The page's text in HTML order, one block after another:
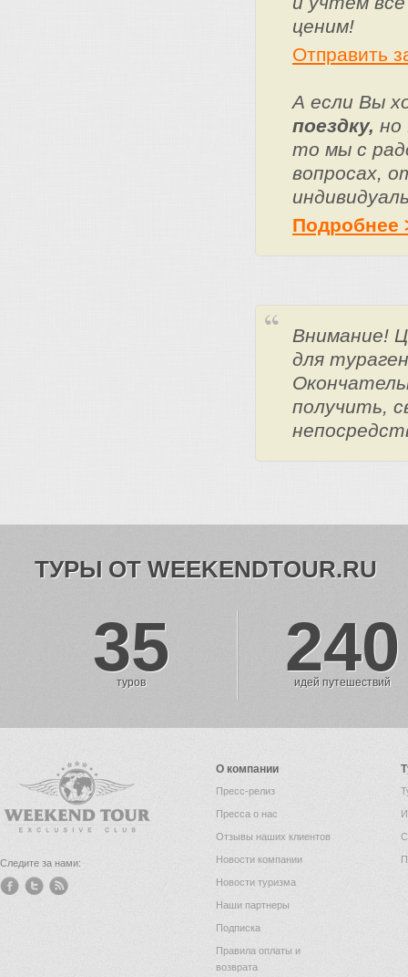
ценим!
Отправить
А если Вы
поездку, но
то мы с
вопросах,
Подробнее
Внимание!
для
получить,
ТУРЫ ОТ WEEKENDTOUR.RU
35
туров 240
идей путешествий
Следите за нами:
О компании
Пресс-релиз
Пресса о нас
Отзывы наших клиентов
Новости компании
Новости туризма
Наши партнеры
Подписка
Правила оплаты и
возврата